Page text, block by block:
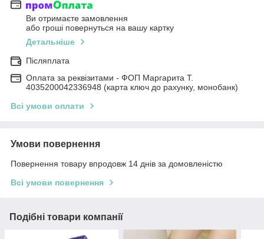
Ви отримаєте замовлення
або гроші повернуться на вашу картку
Детальніше
Післяплата
Оплата за реквізитами - ФОП Маргарита Т.
4035200042336948 (карта ключ до рахунку, монобанк)
Всі умови оплати
Умови повернення
Повернення товару впродовж 14 днів за домовленістю
Всі умови повернення
Подібні товари компанії